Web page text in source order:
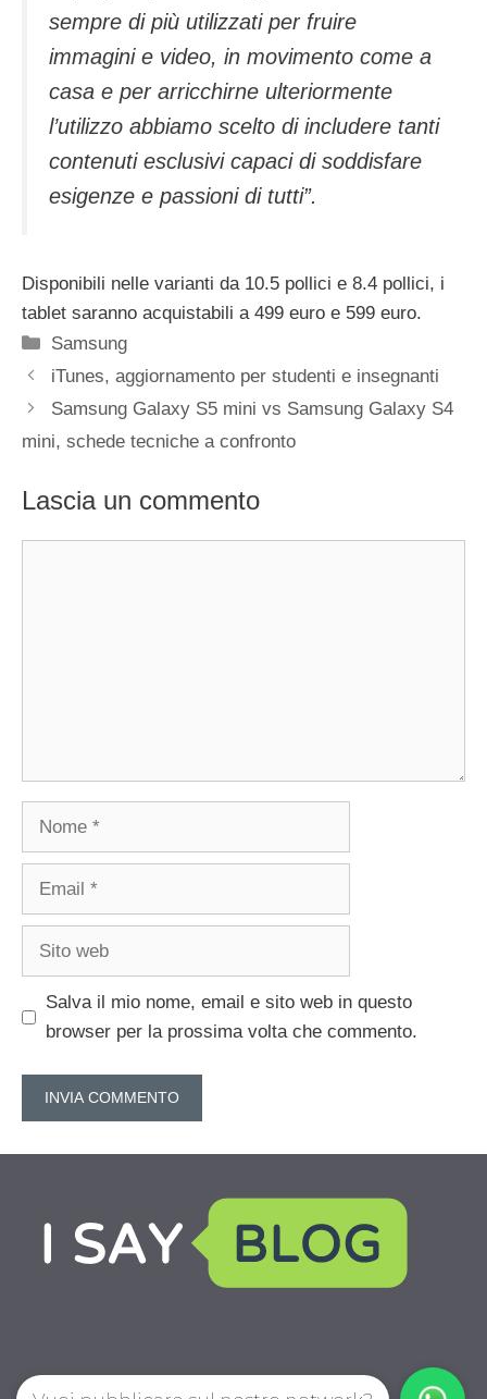
sempre di più utilizzati per fruire
immagini e video, in movimento come a
casa e per arricchirne ulteriormente
l’utilizzo abbiamo scelto di includere tanti
contenuti esclusivi capaci di soddisfare
esigenze e passioni di tutti”.
Disponibili nelle varianti da 10.5 pollici e 8.4 pollici, i
tablet saranno acquistabili a 499 euro e 599 euro.
Categorie
Samsung
iTunes, aggiornamento per studenti e insegnanti
Samsung Galaxy S5 mini vs Samsung Galaxy S4
mini, schede tecniche a confronto
Lascia un commento
Nome
Email
Sito
Salva il mio nome, email e sito web in questo
browser per la prossima volta che commento.